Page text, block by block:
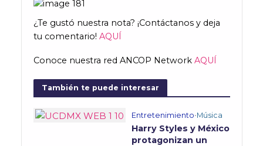
¿Te gustó nuestra nota? ¡Contáctanos y deja
tu comentario! AQUÍ
Conoce nuestra red ANCOP Network AQUÍ
También te puede interesar
Entretenimiento•Música
Harry Styles y México
protagonizan un